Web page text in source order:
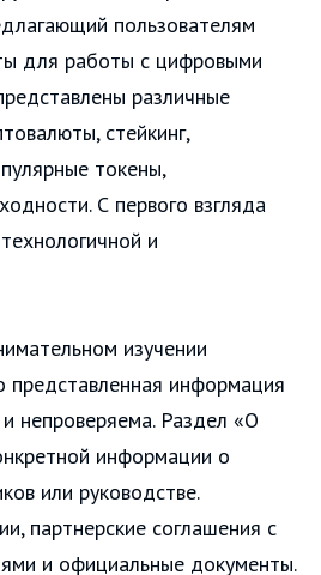
пользователям
для работы с цифровыми
различные
стейкинг,
токены,
С первого взгляда
и
изучении
представленная информация
непроверяема. Раздел «О
информации о
или руководстве.
партнерские соглашения с
и официальные документы.